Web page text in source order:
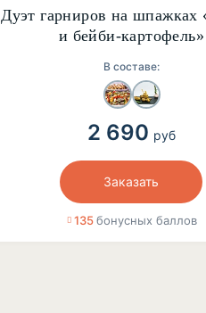
Дуэт гарниров на
и бейби-картофель»
В составе:
2 690 руб
Заказать
135 бонусных баллов